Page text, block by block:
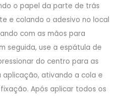
o papel da parte de trás
e colando o adesivo no local
com as mãos para
seguida, use a espátula de
do centro para as
aplicação, ativando a cola e
Após aplicar todos os